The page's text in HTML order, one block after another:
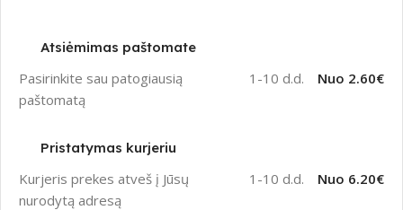
Atsiėmimas paštomate
Pasirinkite sau patogiausią
paštomatą
1-10 d.d. Nuo 2.60€
Pristatymas kurjeriu
Kurjeris prekes atveš į Jūsų
nurodytą adresą
1-10 d.d. Nuo 6.20€